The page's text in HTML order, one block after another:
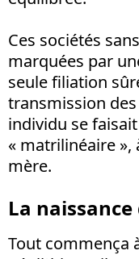
Ces sociétés
marquées par
seule filiation
transmission des
individu se
« matrilinéaire »,
mère.
La naissance
Tout commença